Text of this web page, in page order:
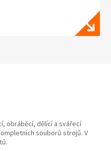
obráběcí, dělící a svářecí
souborů strojů. V